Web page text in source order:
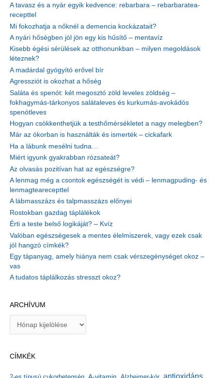
A tavasz és a nyár egyik kedvence: rebarbara – rebarbaratea-
recepttel
Mi fokozhatja a nőknél a demencia kockázatait?
A nyári hőségben jól jön egy kis hűsítő – mentavíz
Kisebb égési sérülések az otthonunkban – milyen megoldások
léteznek?
A madárdal gyógyító erővel bír
Agressziót is okozhat a hőség
Saláta és spenót: két megosztó zöld leveles zöldség –
fokhagymás-tárkonyos salátaleves és kurkumás-avokádós
spenótleves
Hogyan csökkenthetjük a testhőmérsékletet a nagy melegben?
Már az ókorban is használták és ismerték – cickafark
Ha a lábunk mesélni tudna…
Miért igyunk gyakrabban rózsateát?
Az olvasás pozitívan hat az egészségre?
A lenmag még a csontok egészségét is védi – lenmagpuding- és
lenmagtearecepttel
A lábmasszázs és talpmasszázs előnyei
Rostokban gazdag táplálékok
Érti a teste belső logikáját? – Kvíz
Valóban egészségesek a mentes élelmiszerek, vagy ezek csak
jól hangzó címkék?
Egy tápanyag, amely hiánya nem csak vérszegénységet okoz –
vas
A tudatos táplálkozás stresszt okoz?
ARCHÍVUM
íCÍMKÉK
antioxidáns